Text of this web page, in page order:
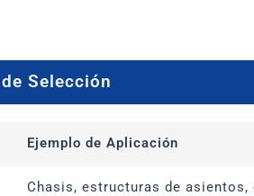
Selección
Ejemplo de Aplicación
Chasis, estructuras de asientos,